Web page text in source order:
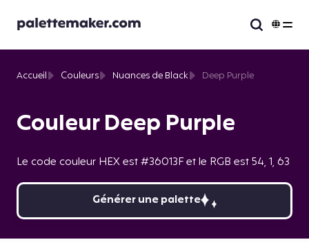
Couleur Deep Purple
Le code couleur HEX est #36013F et le RGB est 54, 1, 63
Accueil Couleurs Nuances de Black Deep Purple
Générer une palette